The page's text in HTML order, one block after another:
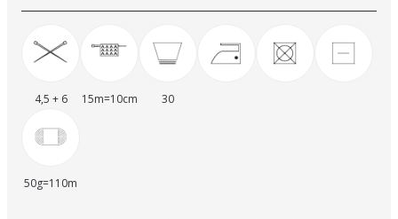
4,5 + 6 15m=10cm 30
50g=110m